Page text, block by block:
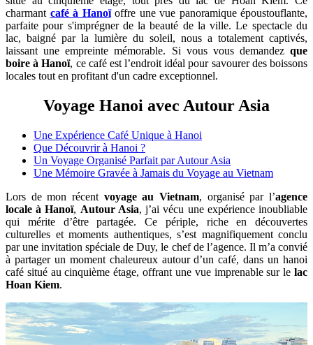
charmant café à Hanoïoffre une vue panoramique époustouflante,
parfaite pour s'imprégner de la beauté de la ville. Le spectacle du
lac, baigné par la lumière du soleil, nous a totalement captivés,
laissant une empreinte mémorable. Si vous vous demandez que
boire à Hanoï, ce café est l’endroit idéal pour savourer des boissons
locales tout en profitant d'un cadre exceptionnel.
Voyage Hanoi avec Autour Asia
Une Expérience Café Unique à Hanoi
Que Découvrir à Hanoi ?
Un Voyage Organisé Parfait par Autour Asia
Une Mémoire Gravée à Jamais du Voyage au Vietnam
Lors de mon récent voyage au Vietnam, organisé par l’agence
locale à Hanoï, Autour Asia, j’ai vécu une expérience inoubliable
qui mérite d’être partagée. Ce périple, riche en découvertes
culturelles et moments authentiques, s’est magnifiquement conclu
par une invitation spéciale de Duy, le chef de l’agence. Il m’a convié
à partager un moment chaleureux autour d’un café, dans un hanoi
café situé au cinquième étage, offrant une vue imprenable sur le lac
Hoan Kiem.